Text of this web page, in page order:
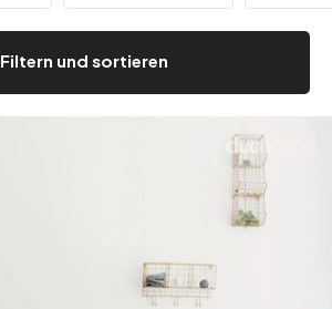
Filtern und sortieren